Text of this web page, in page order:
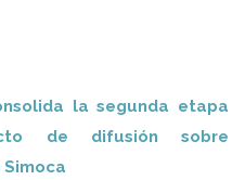
la segunda etapa
de difusión sobre